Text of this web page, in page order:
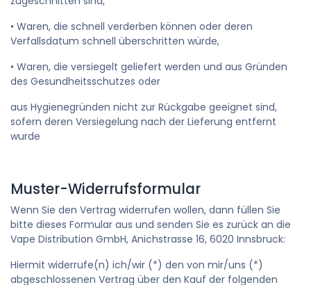
• Waren, die schnell verderben können oder deren
Verfallsdatum schnell überschritten würde,
• Waren, die versiegelt geliefert werden und aus Gründen
des Gesundheitsschutzes oder
aus Hygienegründen nicht zur Rückgabe geeignet sind,
sofern deren Versiegelung nach der Lieferung entfernt
wurde
Muster-Widerrufsformular
Wenn Sie den Vertrag widerrufen wollen, dann füllen Sie
bitte dieses Formular aus und senden Sie es zurück an die
Vape Distribution GmbH, Anichstrasse 16, 6020 Innsbruck:
Hiermit widerrufe(n) ich/wir (*) den von mir/uns (*)
abgeschlossenen Vertrag über den Kauf der folgenden